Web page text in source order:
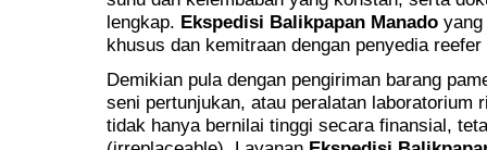
lengkap. Ekspedisi Balikpapan Manado
khusus dan kemitraan dengan penyedia
Demikian pula dengan pengiriman barang
seni pertunjukan, atau peralatan laboratorium
tidak hanya bernilai tinggi secara finansial,